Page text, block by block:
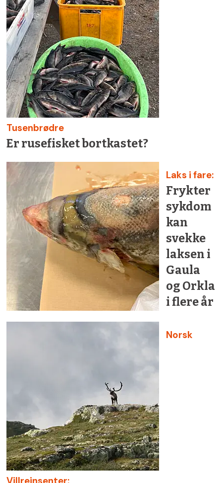
Tusenbrødre
Er rusefisket bortkastet?
Laks i fare:
Frykter
sykdom
kan
svekke
laksen i
Gaula
og Orkla
i flere år
Norsk